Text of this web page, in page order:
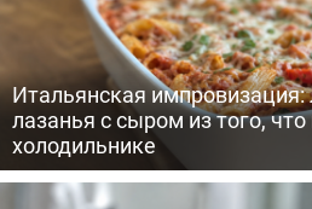
Итальянская
лазанья с сыром из того,
холодильнике